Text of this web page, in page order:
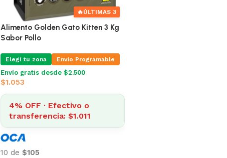
🔥ÚLTIMAS 3
Alimento Golden Gato Kitten 3 Kg
Sabor Pollo
Elegí tu zona Envio Programable
Envío gratis desde $2.500
$1.053
4% OFF · Efectivo o
transferencia: $1.011
10 de $105